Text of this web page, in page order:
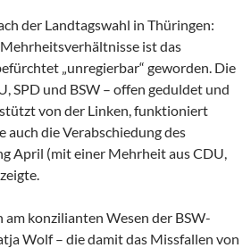
der Landtagswahl in Thüringen:
ist das
„unregierbar“ geworden. Die
SPD und BSW – offen geduldet und
von der Linken, funktioniert
auch die Verabschiedung des
April (mit einer Mehrheit aus CDU,
am konzilianten Wesen der BSW-
Wolf – die damit das Missfallen von